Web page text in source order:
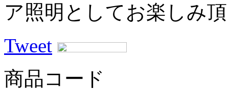
ア照明としてお楽しみ
Tweet
商品コード